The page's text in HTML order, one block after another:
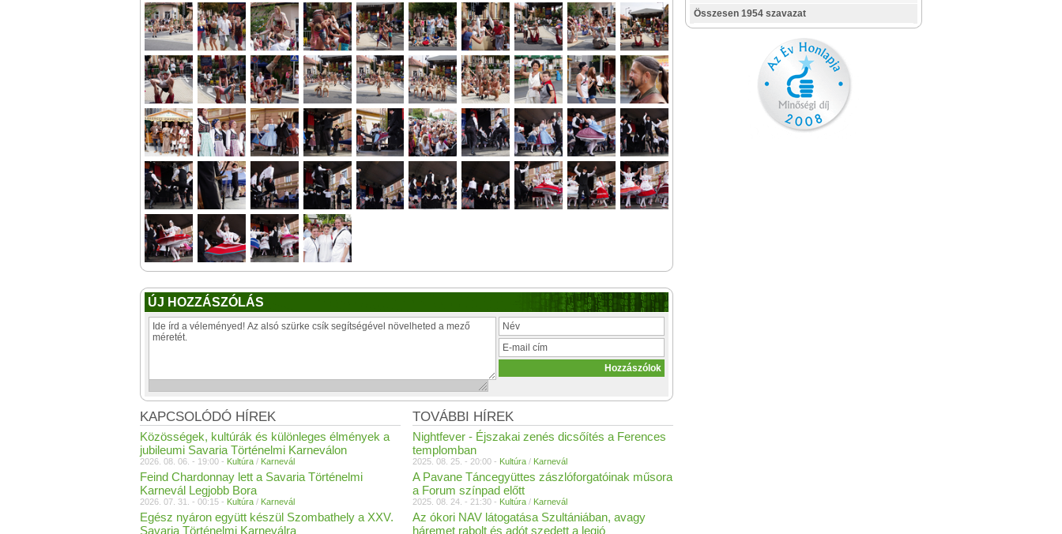
ÚJ HOZZÁSZÓLÁS
TOVÁBBI HÍREK
Nightfever - Éjszakai zenés dicsőítés a Ferences
templomban
2025. 08. 25. - 20:00 - Kultúra / Karnevál
A Pavane Táncegyüttes zászlóforgatóinak műsora
a Forum színpad előtt
2025. 08. 24. - 21:30 - Kultúra / Karnevál
Az ókori NAV látogatása Szultániában, avagy
háremet rabolt és adót szedett a legió
KAPCSOLÓDÓ HÍREK
Közösségek, kultúrák és különleges élmények a
jubileumi Savaria Történelmi Karneválon
2026. 08. 06. - 19:00 - Kultúra / Karnevál
Feind Chardonnay lett a Savaria Történelmi
Karnevál Legjobb Bora
2026. 07. 31. - 00:15 - Kultúra / Karnevál
Egész nyáron együtt készül Szombathely a XXV.
Savaria Történelmi Karneválra
Összesen 1954 szavazat